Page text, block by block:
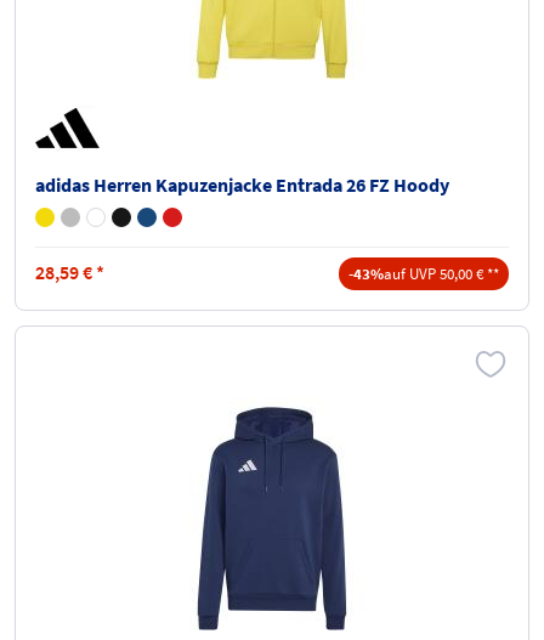
adidas Herren Kapuzenjacke Entrada 26 FZ Hoody
28,59€ * -43%auf UVP 50,00 € **